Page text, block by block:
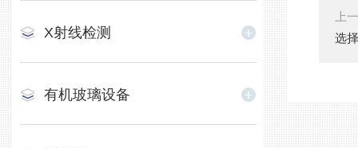
X射线检测
​有机玻璃设备
上
选